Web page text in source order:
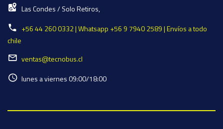
Las Condes / Solo Retiros,
+56 44 260 0332 | Whatsapp +56 9 7940 2589 | Envíos a todo
chile
ventas@tecnobus.cl
lunes a viernes 09:00/18:00